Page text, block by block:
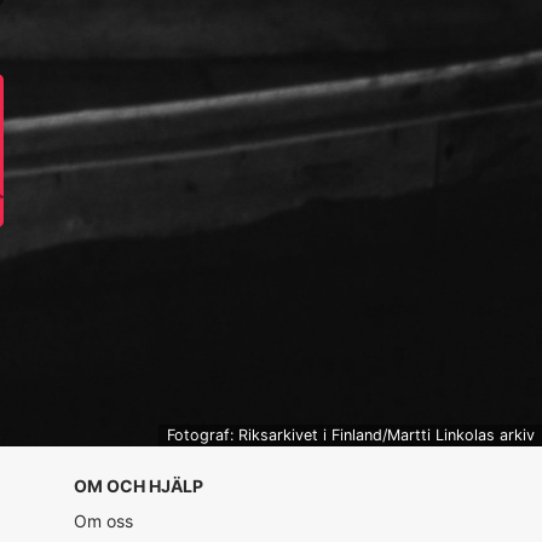
Fotograf: Riksarkivet i Finland/Martti Linkolas arkiv
OM OCH HJÄLP
Om oss